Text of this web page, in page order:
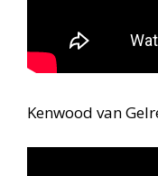
Kenwood van